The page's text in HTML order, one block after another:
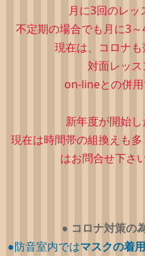
月に3回のレッ
不定期の場合でも月に3～
現在は、コロナも
対面レッス
on-lineとの併用
新年度が開始し
現在は時間帯の組換えも
はお問合せ下さ
● コロナ対策の
●防音室内ではマスクの着用